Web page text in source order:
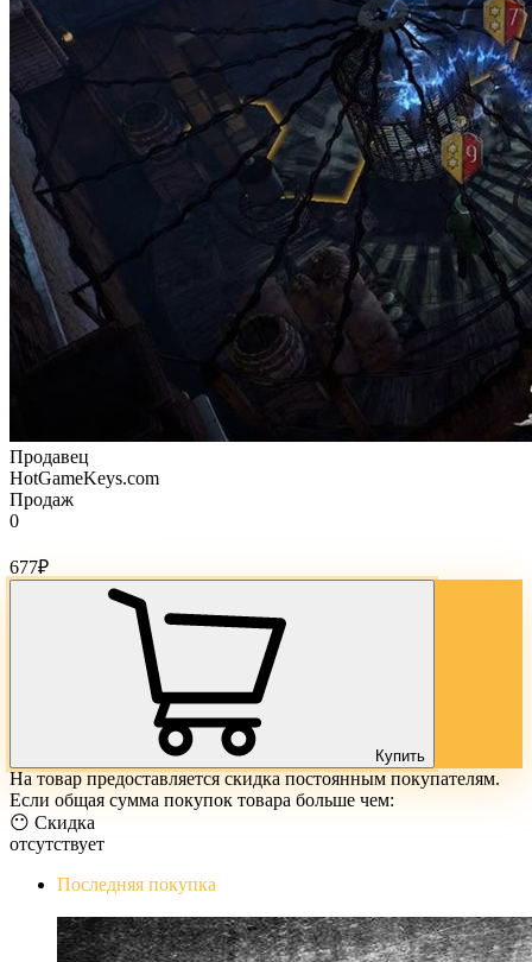
Продавец
HotGameKeys.com
Продаж
0
677₽
Купить
На товар предоставляется скидка постоянным покупателям.
Если общая сумма покупок товара больше чем:
😶 Скидка
отсутствует
Последняя покупка